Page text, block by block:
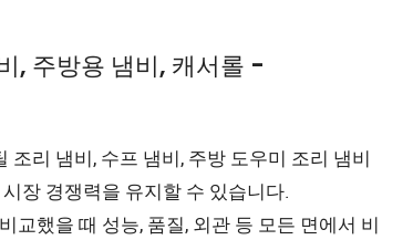
, 주방용 냄비, 캐서롤 -
리 냄비, 수프 냄비, 주방 도우미 조리 냄비
장 경쟁력을 유지할 수 있습니다.
했을 때 성능, 품질, 외관 등 모든 면에서 비